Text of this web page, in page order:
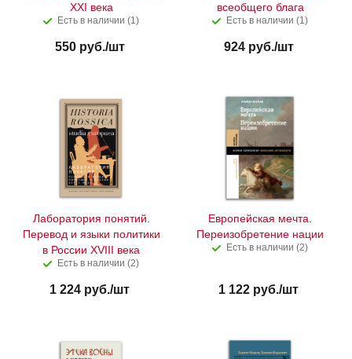
XXI века
Есть в наличии (1)
550руб./шт
всеобщего блага
Есть в наличии (1)
924руб./шт
Лаборатория понятий.
Перевод и языки политики
в России XVIII века
Есть в наличии (2)
1 224 руб./шт
Европейская мечта.
Переизобретение нации
Есть в наличии (2)
1 122 руб./шт